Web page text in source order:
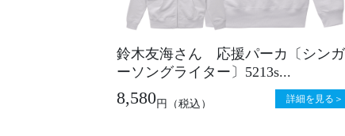
鈴木友海さん 応援パーカ〔シンガ
ーソングライター〕5213s...
8,580円 （税込） 詳細を見る＞